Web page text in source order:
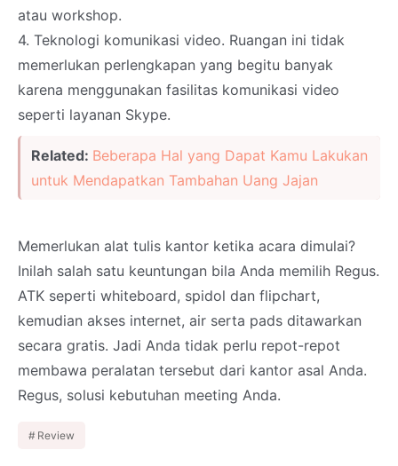
atau workshop.
4. Teknologi komunikasi video. Ruangan ini tidak
memerlukan perlengkapan yang begitu banyak
karena menggunakan fasilitas komunikasi video
seperti layanan Skype.
Related: Beberapa Hal yang Dapat Kamu Lakukan
untuk Mendapatkan Tambahan Uang Jajan
Memerlukan alat tulis kantor ketika acara dimulai?
Inilah salah satu keuntungan bila Anda memilih Regus.
ATK seperti whiteboard, spidol dan flipchart,
kemudian akses internet, air serta pads ditawarkan
secara gratis. Jadi Anda tidak perlu repot-repot
membawa peralatan tersebut dari kantor asal Anda.
Regus, solusi kebutuhan meeting Anda.
Review